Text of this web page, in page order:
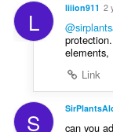
L liiion911 2
elements,
Link
S can you